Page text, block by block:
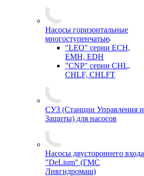
Насосы горизонтальные
многоступенчатые
"LEO" серии ECH,
EMH, EDH
"CNP" серии CHL,
CHLF, CHLFT
СУЗ (Станции Управления и
Защиты) для насосов
Насосы двустороннего входа
"DeLium" (ГМС
Ливгидромаш)